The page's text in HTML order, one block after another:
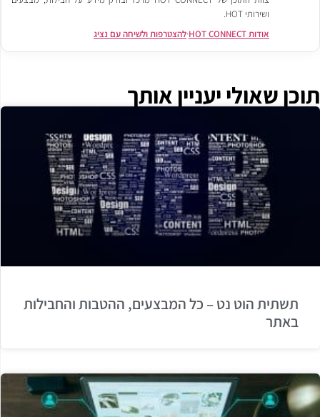
ושירותי HOT.
אודות HOT CONNECT
·להצטרפות ולשיחה עם נציג
שאולי יעניין אותך
תשתית הוט נט – כל המבצעים, ההטבות והחבילות
באתר